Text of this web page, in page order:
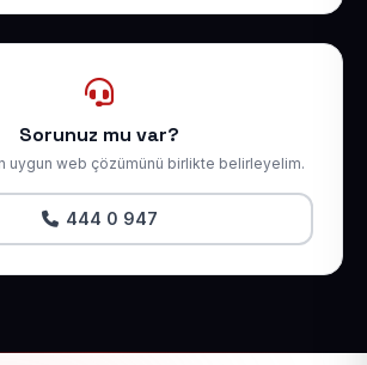
Sorunuz mu var?
uygun web çözümünü birlikte belirleyelim.
444 0 947